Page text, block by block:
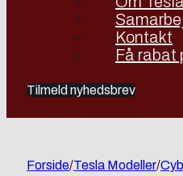
Kontakt
Få rabat
Tilmeld nyhedsbrev
Forside/Tesla Modeller/